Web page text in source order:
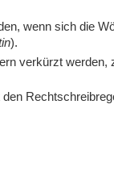
wenn sich die
).
verkürzt werden,